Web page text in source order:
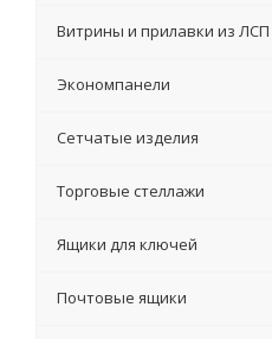
Витрины и прилавки из ЛСП
Экономпанели
Сетчатые изделия
Торговые стеллажи
Ящики для ключей
Почтовые ящики